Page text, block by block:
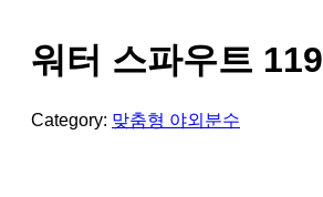
워터 스파우트 119
Category: 맞춤형 야외분수